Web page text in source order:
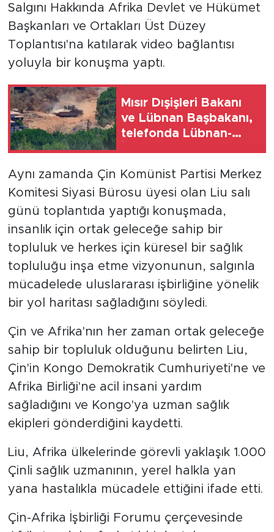
Salgını Hakkında Afrika Devlet ve Hükümet
Başkanları ve Ortakları Üst Düzey
Toplantısı'na katılarak video bağlantısı
yoluyla bir konuşma yaptı.
Mısır Dışişleri Bakanı
ve Lübnan Başbakanı,
telefonda Lübnan-
Aynı zamanda Çin Komünist Partisi Merkez
Komitesi Siyasi Bürosu üyesi olan Liu salı
günü toplantıda yaptığı konuşmada,
insanlık için ortak geleceğe sahip bir
topluluk ve herkes için küresel bir sağlık
topluluğu inşa etme vizyonunun, salgınla
mücadelede uluslararası işbirliğine yönelik
bir yol haritası sağladığını söyledi.
Çin ve Afrika'nın her zaman ortak geleceğe
sahip bir topluluk olduğunu belirten Liu,
Çin'in Kongo Demokratik Cumhuriyeti'ne ve
Afrika Birliği'ne acil insani yardım
sağladığını ve Kongo'ya uzman sağlık
ekipleri gönderdiğini kaydetti.
Liu, Afrika ülkelerinde görevli yaklaşık 1.000
Çinli sağlık uzmanının, yerel halkla yan
yana hastalıkla mücadele ettiğini ifade etti.
Çin-Afrika İşbirliği Forumu çerçevesinde
Sağlık
Foto Haber
Xinhua Türkiye
Seyahat